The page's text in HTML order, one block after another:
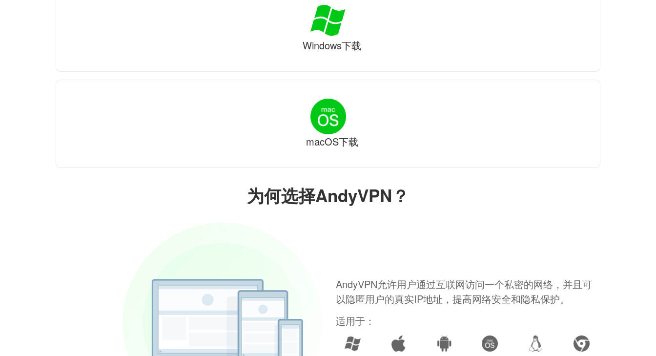
为何选择AndyVPN？
AndyVPN允许用户通过互联网访问一个私密的网络，并且可
以隐匿用户的真实IP地址，提高网络安全和隐私保护。
适用于：
Windows下载
macOS下载